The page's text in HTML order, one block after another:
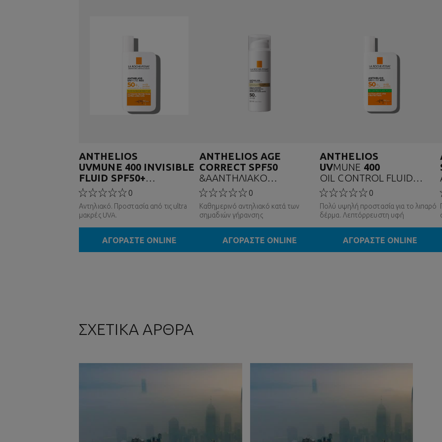
ANTHELIOS
UVMUNE 400 INVISIBLE
FLUID SPF50+
ΑΝΤΗΛΙΑΚΟ ΠΡΟΣΩΠΟΥ
0
Αντηλιακό. Προστασία από τις ultra
μακρές UVA.
ΑΓΟΡΑΣΤΕ ONLINE
ANTHELIOS AGE
CORRECT SPF50
&AΑΝΤΗΛΙΑΚΟ
ΠΡΟΣΩ&P...
0
Καθημερινό αντηλιακό κατά των
σημαδιών γήρανσης
ΑΓΟΡΑΣΤΕ ONLINE
ANTHELIOS
UVMUNE 400
OIL CONTROL FLUID
SPF50+
&ALPHAΑΝΤΗΛΙΑΚΟ
ΠΡ&OMICRON...
0
Πολύ υψηλή προστασία για το λιπαρό
δέρμα. Λεπτόρρευστη υφή
ΑΓΟΡΑΣΤΕ ONLINE
ΣΧΕΤΙΚΑ ΑΡΘΡΑ